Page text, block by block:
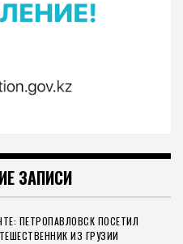
ЗАПИСИ
ПЕТРОПАВЛОВСК ПОСЕТИЛ
ИЗ ГРУЗИИ